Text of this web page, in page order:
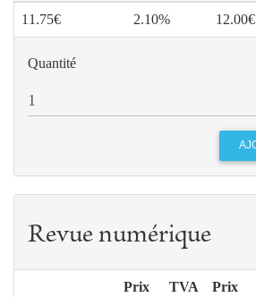
11.75€ 2.10% 12.00€
Quantité
Revue numérique
Prix
TVA
Prix